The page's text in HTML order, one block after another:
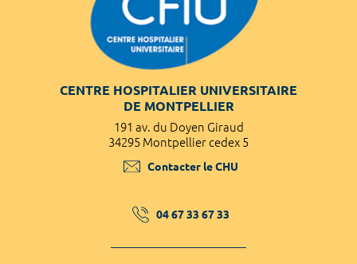
CENTRE HOSPITALIER UNIVERSITAIRE
DE MONTPELLIER
191 av. du Doyen Giraud
34295 Montpellier cedex 5
Contacter le CHU
04 67 33 67 33